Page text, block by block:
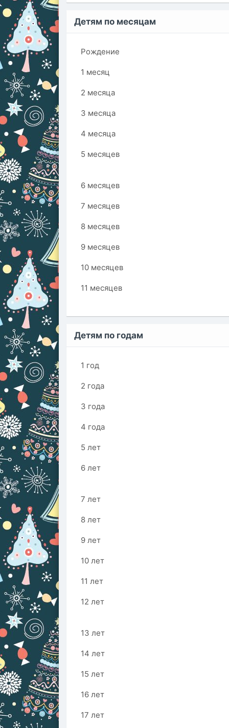
Детям по месяцам
Рождение
1 месяц
2 месяца
3 месяца
4 месяца
5 месяцев
6 месяцев
7 месяцев
8 месяцев
9 месяцев
10 месяцев
11 месяцев
Детям по годам
1 год
2 года
3 года
4 года
5 лет
6 лет
7 лет
8 лет
9 лет
10 лет
11 лет
12 лет
13 лет
14 лет
15 лет
16 лет
17 лет